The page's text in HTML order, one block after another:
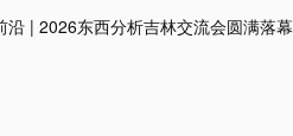
沿 | 2026东西分析吉林交流会圆满落幕